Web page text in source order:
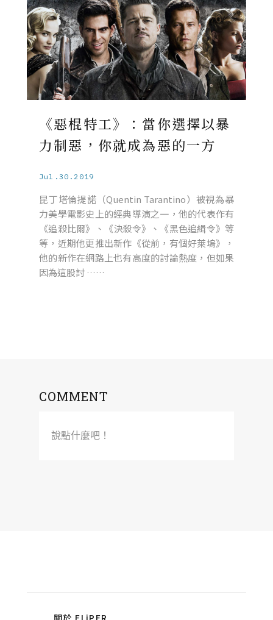
《惡棍特工》：當你選擇以暴
力制惡，你就成為惡的一方
Jul.30.2019
昆丁塔倫提諾（Quentin Tarantino）被視為暴
力美學電影史上的經典導演之一，他的代表作有
《追殺比爾》、《決殺令》、《黑色追緝令》等
等，近期他更推出新作《從前，有個好萊塢》，
他的新作在網路上也有高度的討論熱度，但如果
因為這股討 ……
COMMENT
說點什麼吧！
關於 FLiPER